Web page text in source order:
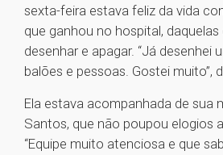
sexta-feira estava feliz da vida
que ganhou no hospital, daquelas
desenhar e apagar. “Já desenhei
balões e pessoas. Gostei muito”,
Ela estava acompanhada de sua
Santos, que não poupou elogios
“Equipe muito atenciosa e que